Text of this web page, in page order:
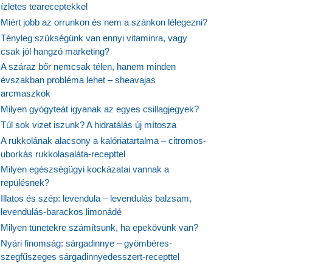
ízletes teareceptekkel
Miért jobb az orrunkon és nem a szánkon lélegezni?
Tényleg szükségünk van ennyi vitaminra, vagy
csak jól hangzó marketing?
A száraz bőr nemcsak télen, hanem minden
évszakban probléma lehet – sheavajas
arcmaszkok
Milyen gyógyteát igyanak az egyes csillagjegyek?
Túl sok vizet iszunk? A hidratálás új mítosza
A rukkolának alacsony a kalóriatartalma – citromos-
uborkás rukkolasaláta-recepttel
Milyen egészségügyi kockázatai vannak a
repülésnek?
Illatos és szép: levendula – levendulás balzsam,
levendulás-barackos limonádé
Milyen tünetekre számítsunk, ha epekövünk van?
Nyári finomság: sárgadinnye – gyömbéres-
szegfűszeges sárgadinnyedesszert-recepttel